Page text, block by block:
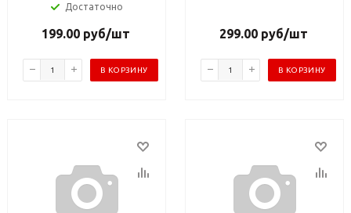
Достаточно
199.00руб/шт
В КОРЗИНУ
299.00руб/шт
В КОРЗИНУ